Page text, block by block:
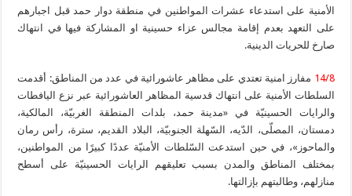
الأمنية على استدعاء عشرات المواطنين في منطقة دوار حمد قبل اجبارهم
على التعهد بعدم إقامة مجالس عزاء حسينية او المشاركة فيها في انتهاك
صارخ للحريات الدينية.
14/8 مفارز امنية تعتدي على مظاهر عاشورائية في عدد من المناطق: أقدمت
السلطات الأمنية على انتهاك قدسية المظاهر العاشورائية عبر نزع اليافطات
والرايات الحسينيّة في «مدينة حمد، بلدات المنطقة الغربيّة، المالكية،
دمستان، المصلّى، الدّيه، السّهلة الجنوبيّة، البلاد القديم، سترة، رأس رمان
والماحوز»، في حين استدعت السّلطات الأمنيّة عددًا كبيرًا من المواطنين،
بمختلف المناطق والمدن بسبب تعليقهم الرايات الحسينيّة على أسطح
منازلهم، وطالبتهم بإزالتها.